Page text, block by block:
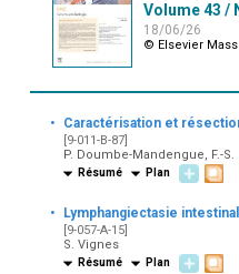
Volume 43 /
18/06/26
© Elsevier
· Caractérisation et
[9-011-B-87]
P. Doumbe-Mandengue, F.-S.
Résumé Plan
· Lymphangiectasie
[9-057-A-15]
S. Vignes
Résumé Plan